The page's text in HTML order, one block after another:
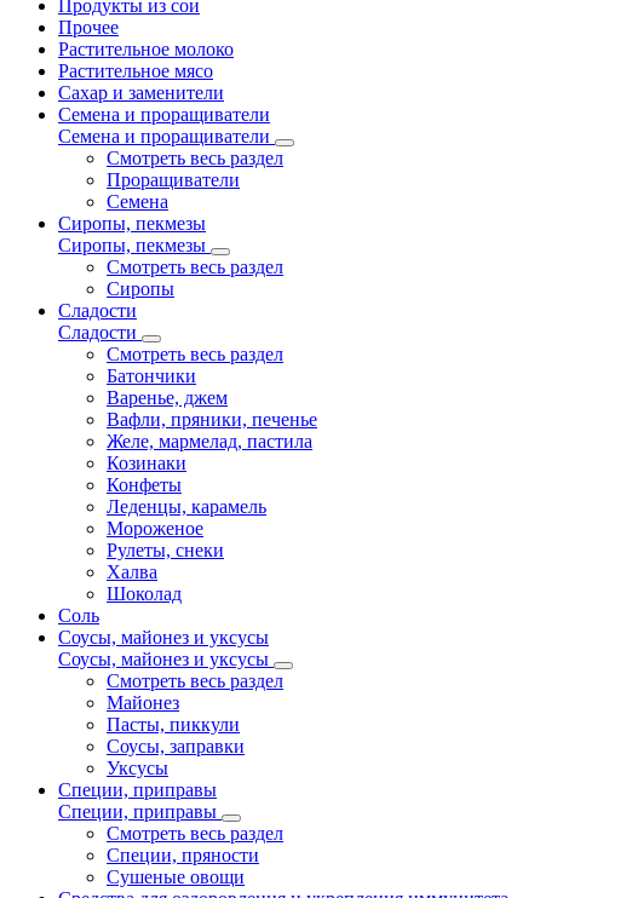
Продукты из сои
Прочее
Растительное молоко
Растительное мясо
Сахар и заменители
Семена и проращиватели
Семена и проращиватели
Смотреть весь раздел
Проращиватели
Семена
Сиропы, пекмезы
Сиропы, пекмезы
Смотреть весь раздел
Сиропы
Сладости
Сладости
Смотреть весь раздел
Батончики
Варенье, джем
Вафли, пряники, печенье
Желе, мармелад, пастила
Козинаки
Конфеты
Леденцы, карамель
Мороженое
Рулеты, снеки
Халва
Шоколад
Соль
Соусы, майонез и уксусы
Соусы, майонез и уксусы
Смотреть весь раздел
Майонез
Пасты, пиккули
Соусы, заправки
Уксусы
Специи, приправы
Специи, приправы
Смотреть весь раздел
Специи, пряности
Сушеные овощи